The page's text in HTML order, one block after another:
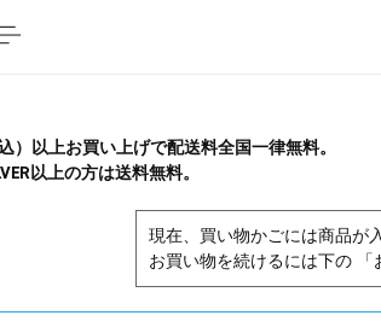
）以上お買い上げで配送料全国一律無料。
以上の方は送料無料。
現在、買い物かごには商品が
お買い物を続けるには下の 「